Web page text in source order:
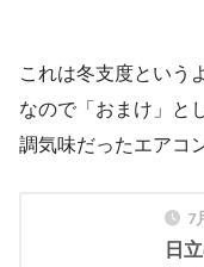
これは冬支度という
なので「おまけ」と
調気味だったエアコ
7
日